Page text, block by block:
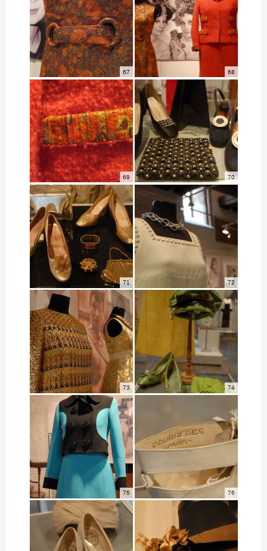
67 68
69 70
71 72
73 74
75 76